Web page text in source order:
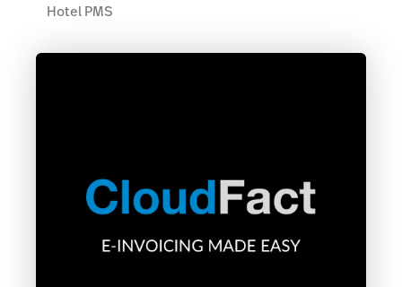
Hotel PMS